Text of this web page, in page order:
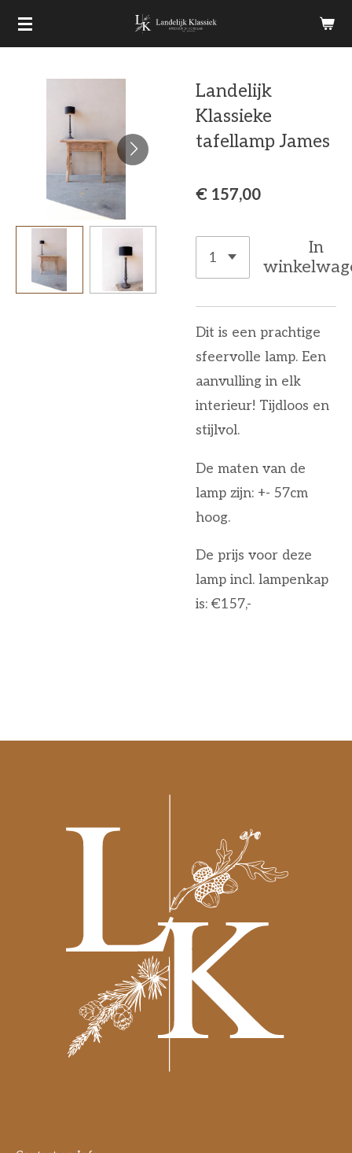
Ga
direct
hoofdinhoud
Landelijk
Klassieke
tafellamp James
€ 157,00
In
Dit is een prachtige
sfeervolle lamp. Een
aanvulling in elk
interieur! Tijdloos en
stijlvol.
De maten van de
lamp zijn: +- 57cm
hoog.
De prijs voor deze
lamp incl. lampenkap
is: €157,-